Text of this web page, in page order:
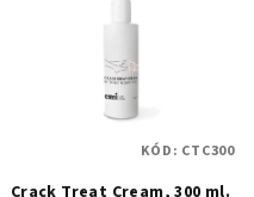
Crack Treat Cream, 300 ml.
KÓD: CTC300